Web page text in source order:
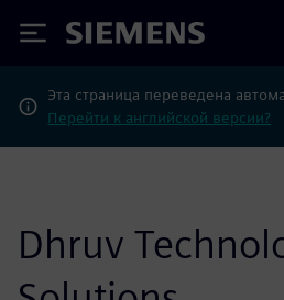
Siemens
Эта страница переведена
Перейти к английской версии?
Dhruv